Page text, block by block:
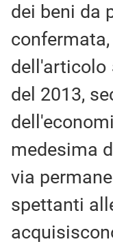
dei beni da
dell'articolo
del 2013,
medesima
via
spettanti